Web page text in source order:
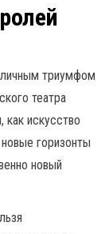
личным триумфом
театра
как искусство
горизонты
новый